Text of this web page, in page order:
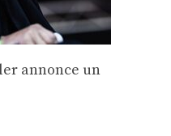
annonce un